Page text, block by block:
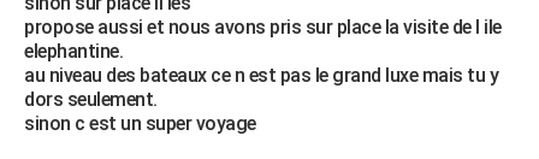
propose aussi et nous avons pris sur place la visite de l ile
elephantine.
au niveau des bateaux ce n est pas le grand luxe mais tu y
dors seulement.
sinon c est un super voyage